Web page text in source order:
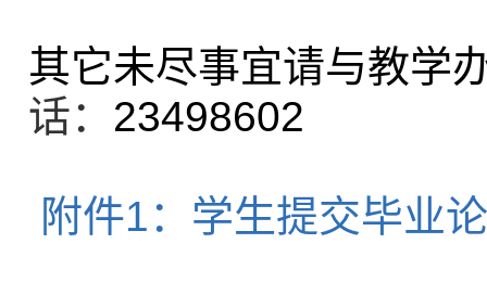
其它未尽事宜请与教学
话： 23498602
附件1：学生提交毕业